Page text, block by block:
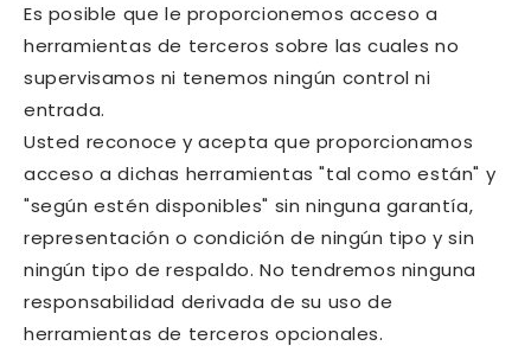
Es posible que le proporcionemos acceso a
herramientas de terceros sobre las cuales no
supervisamos ni tenemos ningún control ni
entrada.
Usted reconoce y acepta que proporcionamos
acceso a dichas herramientas "tal como están" y
"según estén disponibles" sin ninguna garantía,
representación o condición de ningún tipo y sin
ningún tipo de respaldo. No tendremos ninguna
responsabilidad derivada de su uso de
herramientas de terceros opcionales.